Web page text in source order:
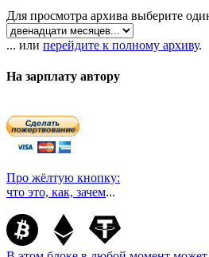
Для просмотра архива выберите
... или перейдите к полному архиву.
На зарплату автору
Про жёлтую кнопку:
что это, как, зачем...